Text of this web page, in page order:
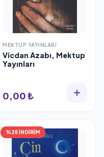
MEKTUP YAYINLARI
Vicdan Azabı, Mektup
Yayınları
0,00 ₺
%25 İNDİRİM